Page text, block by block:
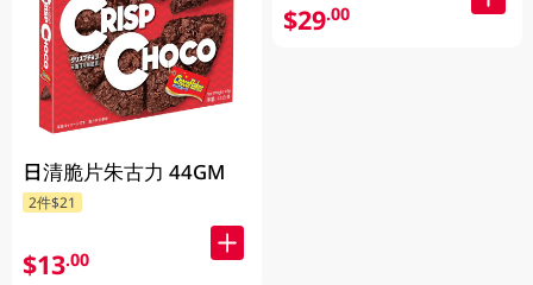
日清脆片朱古力 44GM
2件$21
$13.00
$29.00